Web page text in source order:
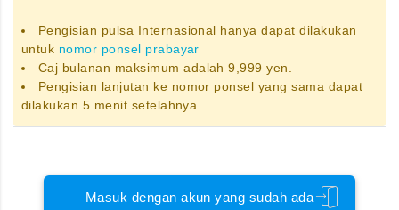
Pengisian pulsa Internasional hanya dapat dilakukan
untuk nomor ponsel prabayar
Caj bulanan maksimum adalah 9,999 yen.
Pengisian lanjutan ke nomor ponsel yang sama dapat
dilakukan 5 menit setelahnya
Masuk dengan akun yang sudah ada